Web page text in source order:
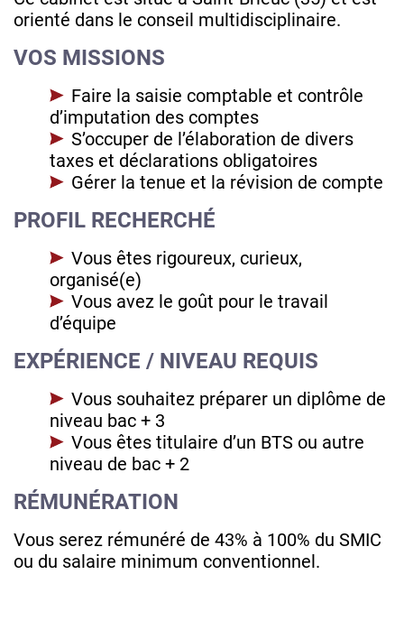
orienté dans le conseil multidisciplinaire.
VOS MISSIONS
Faire la saisie comptable et contrôle
d’imputation des comptes
S’occuper de l’élaboration de divers
taxes et déclarations obligatoires
Gérer la tenue et la révision de compte
PROFIL RECHERCHÉ
Vous êtes rigoureux, curieux,
organisé(e)
Vous avez le goût pour le travail
d’équipe
EXPÉRIENCE / NIVEAU REQUIS
Vous souhaitez préparer un diplôme de
niveau bac + 3
Vous êtes titulaire d’un BTS ou autre
niveau de bac + 2
RÉMUNÉRATION
Vous serez rémunéré de 43% à 100% du SMIC
ou du salaire minimum conventionnel.